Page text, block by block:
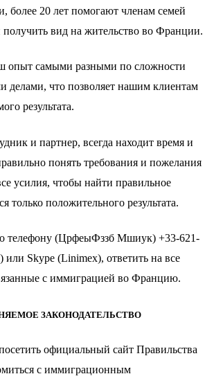
более 20 лет помогают членам семей
вид на жительство во Франции.
опыт самыми разными по сложности
делами, что позволяет нашим клиентам
результата.
и партнер, всегда находит время и
понять требования и пожелания
усилия, чтобы найти правильное
только положительного результата.
телефону (ЦрфеыФззб Мшиук) +33-621-
или Skype (Linimex), ответить на все
с иммиграцией во Францию.
ЗАКОНОДАТЕЛЬСТВО
официальный сайт Правильства
с иммиграционным